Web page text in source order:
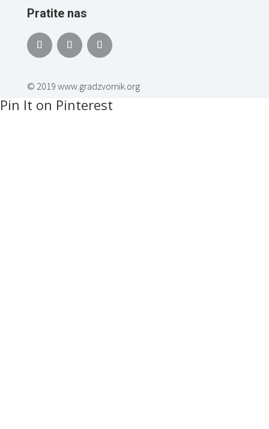
Pratite nas
© 2019 www.gradzvornik.org
Pin It on Pinterest